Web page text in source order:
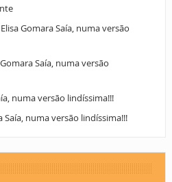
Elisa Gomara Saía, numa versão
Saía, numa versão
numa versão lindíssima!!!
Saía, numa versão lindíssima!!!